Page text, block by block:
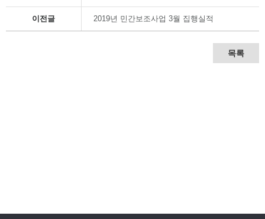
이전글 2019년 민간보조사업 3월 집행실적
목록